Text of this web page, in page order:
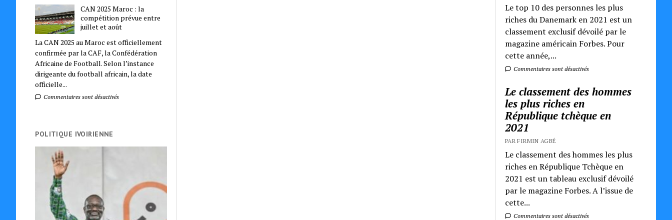
CAN 2025 Maroc : la
compétition prévue entre
juillet et août
La CAN 2025 au Maroc est officiellement
confirmée par la CAF, la Confédération
Africaine de Football. Selon l’instance
dirigeante du football africain, la date
officielle...
Commentaires sont désactivés
POLITIQUE IVOIRIENNE
Le top 10 des personnes les plus
riches du Danemark en 2021 est un
classement exclusif dévoilé par le
magazine américain Forbes. Pour
cette année,...
Commentaires sont désactivés
Le classement des hommes
les plus riches en
République tchèque en
2021
PAR FIRMIN AGBÉ
Le classement des hommes les plus
riches en République Tchèque en
2021 est un tableau exclusif dévoilé
par le magazine Forbes. A l’issue de
cette...
Commentaires sont désactivés